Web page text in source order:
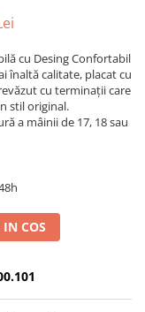
cu Desing Confortabil
înaltă calitate, placat cu
cu terminații care
stil original.
a mâinii de 17, 18 sau
COS